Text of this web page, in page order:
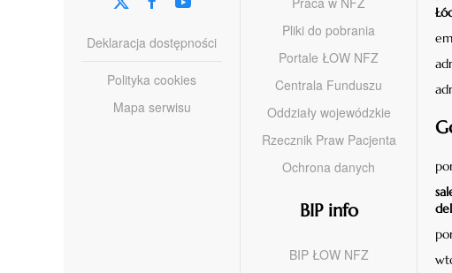
Deklaracja dostępności
Polityka cookies
Mapa serwisu
Pliki do pobrania
Portale ŁOW NFZ
Centrala Funduszu
Oddziały wojewódzkie
Rzecznik Praw Pacjenta
Ochrona danych
BIP info
BIP ŁOW NFZ